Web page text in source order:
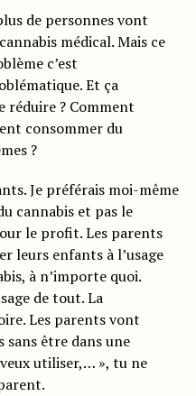
de personnes vont
médical. Mais ce
c’est
Et ça
réduire ? Comment
consommer du
?
Je préférais moi-même
cannabis et pas le
le profit. Les parents
leurs enfants à l’usage
à n’importe quoi.
de tout. La
Les parents vont
être dans une
utiliser,… », tu ne